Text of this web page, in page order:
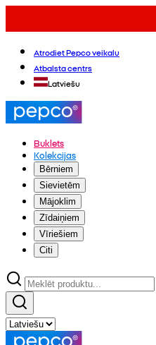
Atrodiet Pepco veikalu
Atbalsta centrs
Latviešu
Buklets
Kolekcijas
Bērniem
Sievietēm
Mājoklim
Zīdaiņiem
Vīriešiem
Citi